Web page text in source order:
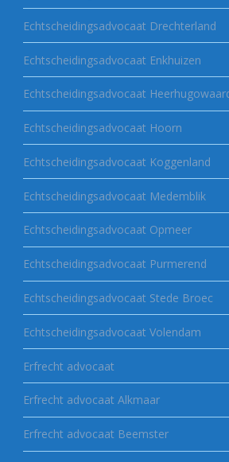
Echtscheidingsadvocaat Drechterland
Echtscheidingsadvocaat Enkhuizen
Echtscheidingsadvocaat
Echtscheidingsadvocaat Hoorn
Echtscheidingsadvocaat Koggenland
Echtscheidingsadvocaat Medemblik
Echtscheidingsadvocaat Opmeer
Echtscheidingsadvocaat Purmerend
Echtscheidingsadvocaat Stede Broec
Echtscheidingsadvocaat Volendam
Erfrecht advocaat
Erfrecht advocaat Alkmaar
Erfrecht advocaat Beemster